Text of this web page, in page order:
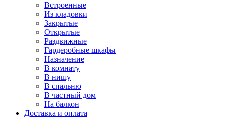
Встроенные
Из кладовки
Закрытые
Открытые
Раздвижные
Гардеробные шкафы
Назначение
В комнату
В нишу
В спальню
В частный дом
На балкон
Доставка и оплата